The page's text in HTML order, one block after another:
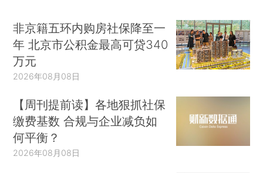
非京籍五环内购房社保降至一
年 北京市公积金最高可贷340
万元
2026年08月08日
【周刊提前读】各地狠抓社保
缴费基数 合规与企业减负如
何平衡？
2026年08月08日